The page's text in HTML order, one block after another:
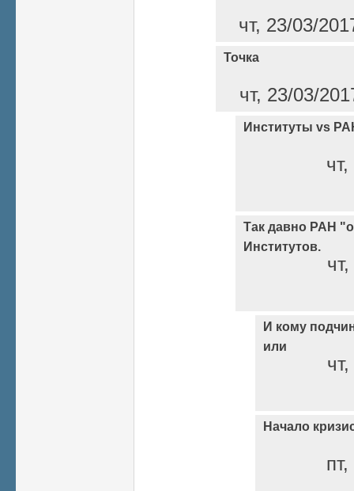
чт, 23/03/
Точка
чт, 23/03/
Институты vs
Так давно РАН
Институтов.
И кому
или
Начало